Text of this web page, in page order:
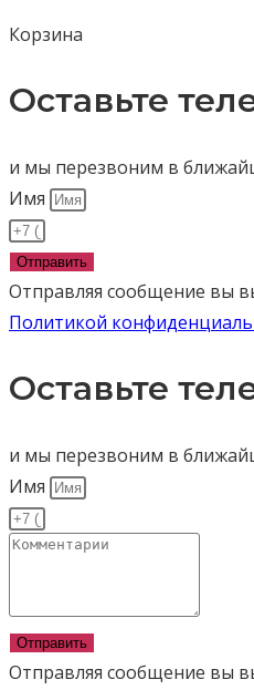
Корзина
Оставьте
и мы перезвоним в
Имя
Отправить
Отправляя сообщение вы
Политикой
Оставьте
и мы перезвоним в
Имя
Отправить
Отправляя сообщение вы